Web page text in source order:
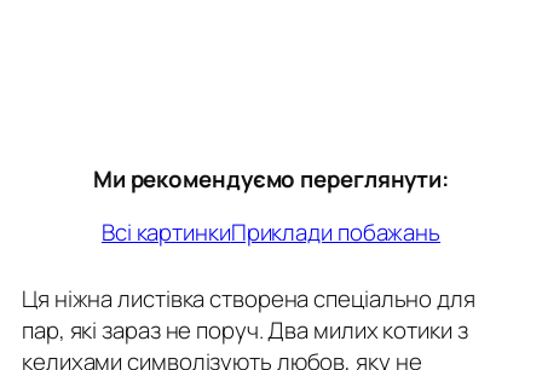
Ми рекомендуємо переглянути:
Всі картинкиПриклади побажань
Ця ніжна листівка створена спеціально для
пар, які зараз не поруч. Два милих котики з
келихами символізують любов, яку не